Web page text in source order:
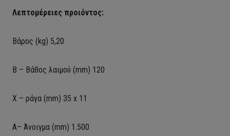
Λεπτομέρειες προιόντος:
Βάρος (kg) 5,20
Β – Βάθος λαιμού (mm) 120
X – ράγα (mm) 35 x 11
Α– Άνοιγμα (mm) 1.500